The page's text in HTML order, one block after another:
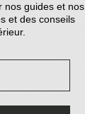
nos guides et nos
et des conseils